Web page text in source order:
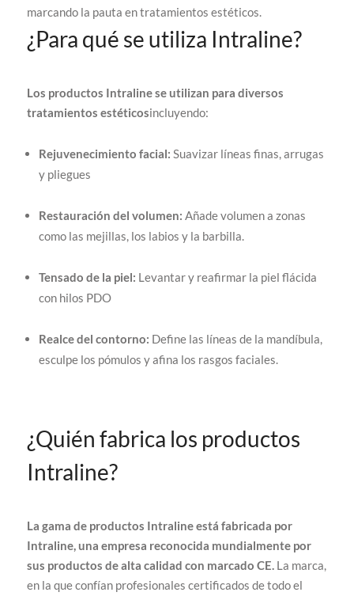
marcando la pauta en tratamientos estéticos.
¿Para qué se utiliza Intraline?
Los productos Intraline se utilizan para diversos
tratamientos estéticosincluyendo:
Rejuvenecimiento facial: Suavizar líneas finas, arrugas
y pliegues
Restauración del volumen: Añade volumen a zonas
como las mejillas, los labios y la barbilla.
Tensado de la piel: Levantar y reafirmar la piel flácida
con hilos PDO
Realce del contorno: Define las líneas de la mandíbula,
esculpe los pómulos y afina los rasgos faciales.
¿Quién fabrica los productos
Intraline?
La gama de productos Intraline está fabricada por
Intraline, una empresa reconocida mundialmente por
sus productos de alta calidad con marcado CE. La marca,
en la que confían profesionales certificados de todo el